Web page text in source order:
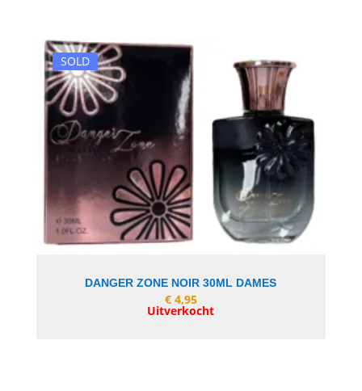
SOLD
In Winkelwagen
DANGER ZONE NOIR 30ML DAMES
€4,95
Uitverkocht